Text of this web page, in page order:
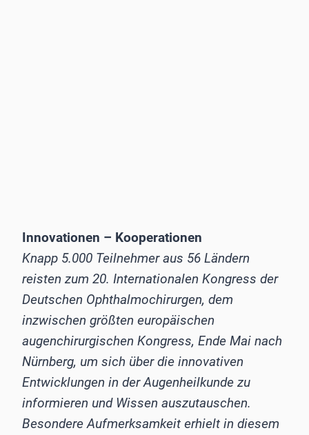
Innovationen – Kooperationen
Knapp 5.000 Teilnehmer aus 56 Ländern
reisten zum 20. Internationalen Kongress der
Deutschen Ophthalmochirurgen, dem
inzwischen größten europäischen
augenchirurgischen Kongress, Ende Mai nach
Nürnberg, um sich über die innovativen
Entwicklungen in der Augenheilkunde zu
informieren und Wissen auszutauschen.
Besondere Aufmerksamkeit erhielt in diesem